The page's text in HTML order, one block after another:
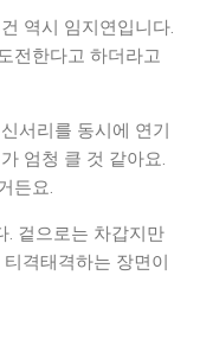
역시 임지연입니다.
전한다고 하더라고
서리를 동시에 연기
엄청 클 것 같아요.
든요.
. 겉으로는 차갑지만
격태격하는 장면이